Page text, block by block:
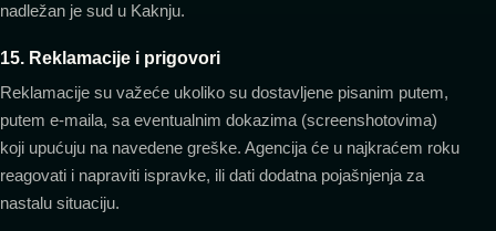
nadležan je sud u Kaknju.
15. Reklamacije i prigovori
Reklamacije su važeće ukoliko su dostavljene pisanim putem,
putem e-maila, sa eventualnim dokazima (screenshotovima)
koji upućuju na navedene greške. Agencija će u najkraćem roku
reagovati i napraviti ispravke, ili dati dodatna pojašnjenja za
nastalu situaciju.